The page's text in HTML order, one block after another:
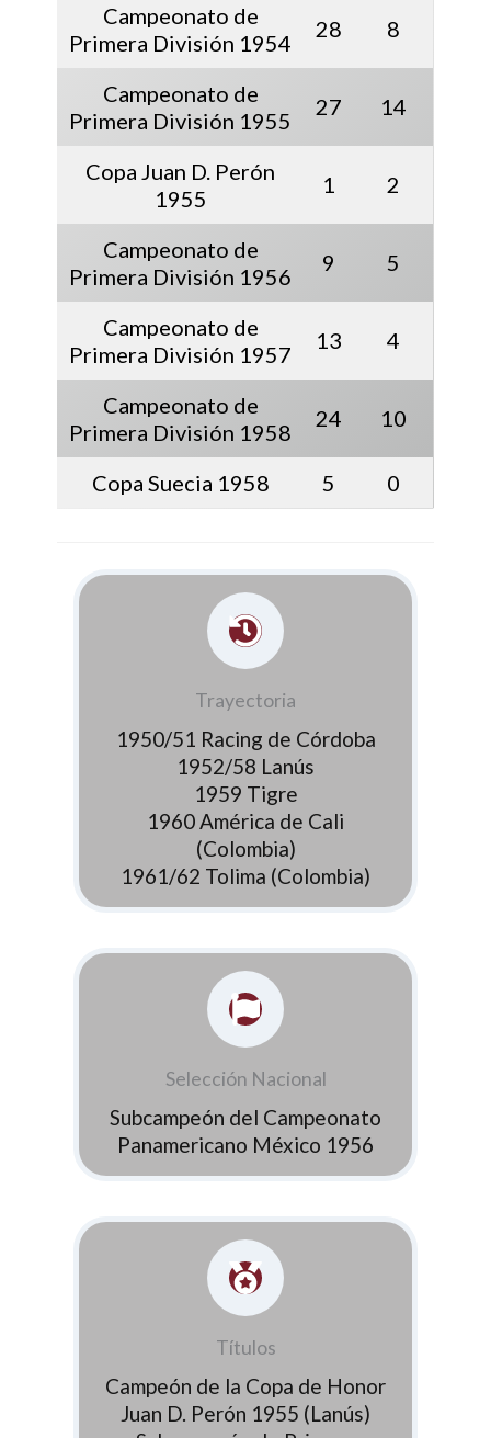
Campeonato de
Primera División 1954
28 8
Campeonato de
Primera División 1955
27 14
Copa Juan D. Perón
1955
1 2
Campeonato de
Primera División 1956
9 5
Campeonato de
Primera División 1957
13 4
Campeonato de
Primera División 1958
24 10
Copa Suecia 1958 5 0
Trayectoria
1950/51 Racing de Córdoba
1952/58 Lanús
1959 Tigre
1960 América de Cali
(Colombia)
1961/62 Tolima (Colombia)
Selección Nacional
Subcampeón del Campeonato
Panamericano México 1956
Títulos
Campeón de la Copa de Honor
Juan D. Perón 1955 (Lanús)